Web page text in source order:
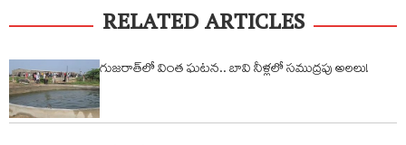
RELATED ARTICLES
గుజరాత్‌లో వింత ఘటన.. బావి నీళ్లలో సముద్రపు అలలు!